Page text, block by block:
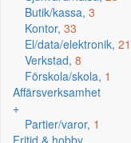
Butik/kassa, 3
Kontor, 33
El/data/elektronik, 21
Verkstad, 8
Förskola/skola, 1
Affärsverksamhet
+
Partier/varor, 1
Fritid & hobby